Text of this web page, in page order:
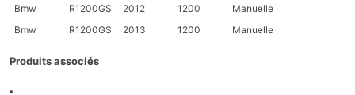
Bmw
R1200GS 2012 1200
Manuelle
Bmw
R1200GS 2013 1200 Manuelle
Produits associés